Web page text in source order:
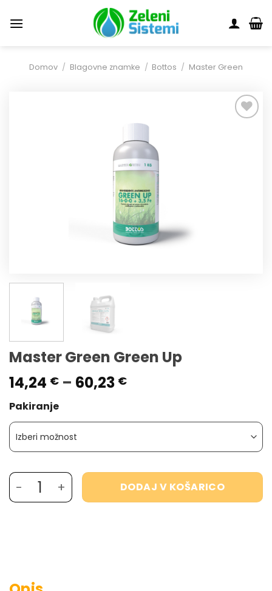
na
Domov / Blagovne znamke / Bottos / Master Green
Master Green Green Up
14,24 € – 60,23 €Cenovni
14,24 €
60,23 €
Pakiranje
Master Green Green Up količina
DODAJ V KOŠARICO